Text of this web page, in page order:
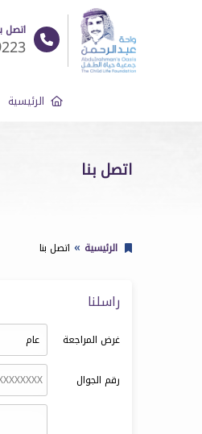
اتصل
الرئيسية
اتصل بنا
الرئيسية اتصل بنا
راسلنا
غرض المراجعة
رقم الجوال